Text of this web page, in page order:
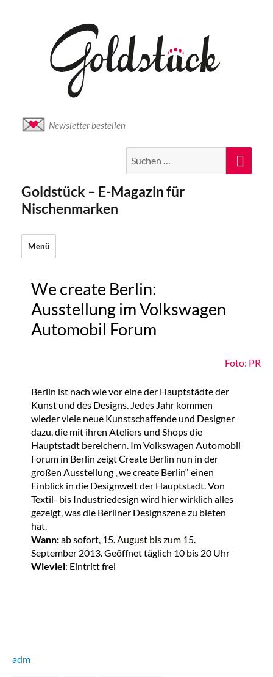
Newsletter bestellen
nach:
Goldstück – E-Magazin für
Nischenmarken
Menü
We create Berlin:
Ausstellung im Volkswagen
Automobil Forum
Foto: PR
Berlin ist nach wie vor eine der Hauptstädte der
Kunst und des Designs. Jedes Jahr kommen
wieder viele neue Kunstschaffende und Designer
dazu, die mit ihren Ateliers und Shops die
Hauptstadt bereichern. Im Volkswagen Automobil
Forum in Berlin zeigt Create Berlin nun in der
großen Ausstellung „we create Berlin“ einen
Einblick in die Designwelt der Hauptstadt. Von
Textil- bis Industriedesign wird hier wirklich alles
gezeigt, was die Berliner Designszene zu bieten
hat.
Wann:ab sofort, 15.August bis zum 15.
September 2013. Geöffnet täglich 10 bis 20 Uhr
Wieviel: Eintritt frei
adm